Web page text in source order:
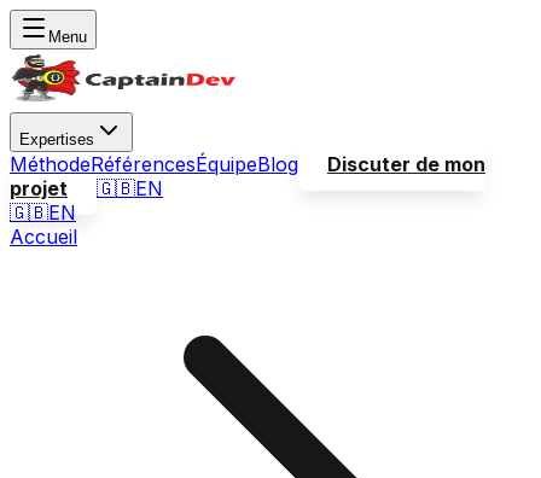
Menu
Expertises
MéthodeRéférencesÉquipeBlog
Discuter de mon
projet
🇬🇧EN
🇬🇧EN
Accueil